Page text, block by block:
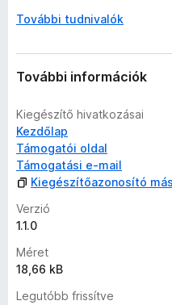
é
t
k
l
é
s
e
k
További tudnivalók
További információk
Kiegészítő hivatkozásai
Kezdőlap
Támogatói oldal
Támogatási e-mail
Kiegészítőazonosító
Verzió
1.1.0
Méret
18,66 kB
Legutóbb frissítve